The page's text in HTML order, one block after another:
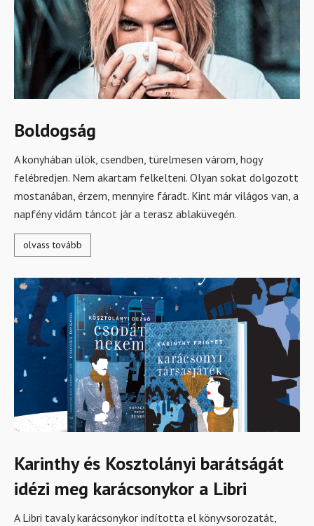
Boldogság
A konyhában ülök, csendben, türelmesen várom, hogy
felébredjen. Nem akartam felkelteni. Olyan sokat dolgozott
mostanában, érzem, mennyire fáradt. Kint már világos van, a
napfény vidám táncot jár a terasz ablaküvegén.
olvass tovább
Karinthy és Kosztolányi barátságát
idézi meg karácsonykor a Libri
A Libri tavaly karácsonykor indította el könyvsorozatát,